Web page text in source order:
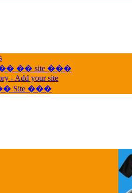
�� site ���
- Add your site
Site ���